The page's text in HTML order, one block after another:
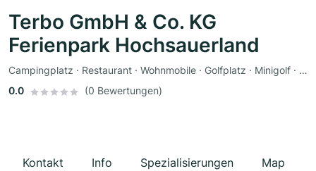
Terbo GmbH & Co. KG
Ferienpark Hochsauerland
Campingplatz · Restaurant · Wohnmobile · Golfplatz · Minigolf · Pferde · Tennisplatz · Sauna · Fahrradverleih · Imbiss · Zeltplatz
0.0
(0 Bewertungen)
Kontakt Info Spezialisierungen Map